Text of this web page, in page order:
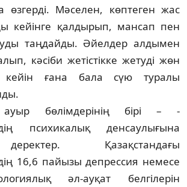
өзгерді. Мә­селен, көптеген жас
кейін­­­ге қалдырып, мансап пен
таңдайды. Әйелдер алдымен
кәсіби жетістікке же­туді жөн
кейін ғана бала сүю туралы
бөлімдерінің бірі –
психикалық ден­саулығына
Қазақ­стан­дағы
16,6 пайызы депрессия немесе
әл-ауқат белгілерін